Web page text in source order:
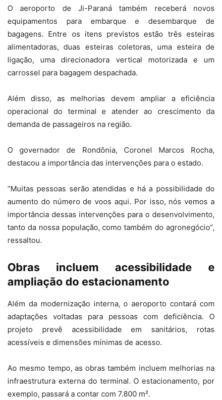
O aeroporto de Ji-Paraná também receberá novos
equipamentos para embarque e desembarque de
bagagens. Entre os itens previstos estão três esteiras
alimentadoras, duas esteiras coletoras, uma esteira de
ligação, uma direcionadora vertical motorizada e um
carrossel para bagagem despachada.
Além disso, as melhorias devem ampliar a eficiência
operacional do terminal e atender ao crescimento da
demanda de passageiros na região.
O governador de Rondônia, Coronel Marcos Rocha,
destacou a importância das intervenções para o estado.
“Muitas pessoas serão atendidas e há a possibilidade do
aumento do número de voos aqui. Por isso, nós vemos a
importância dessas intervenções para o desenvolvimento,
tanto da nossa população, como também do agronegócio”,
ressaltou.
Obras incluem acessibilidade e
ampliação do estacionamento
Além da modernização interna, o aeroporto contará com
adaptações voltadas para pessoas com deficiência. O
projeto prevê acessibilidade em sanitários, rotas
acessíveis e dimensões mínimas de acesso.
Ao mesmo tempo, as obras também incluem melhorias na
infraestrutura externa do terminal. O estacionamento, por
exemplo, passará a contar com 7.800 m².